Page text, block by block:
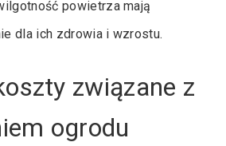
powietrza mają
dla ich zdrowia i wzrostu.
związane z
ogrodu